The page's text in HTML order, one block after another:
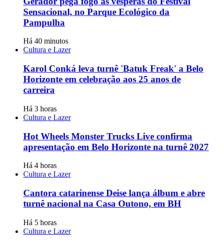
Sensacional, no Parque Ecológico da
Pampulha
Há 40 minutos
Cultura e Lazer
Karol Conká leva turnê 'Batuk Freak' a Belo
Horizonte em celebração aos 25 anos de
carreira
Há 3 horas
Cultura e Lazer
Hot Wheels Monster Trucks Live confirma
apresentação em Belo Horizonte na turnê 2027
Há 4 horas
Cultura e Lazer
Cantora catarinense Deise lança álbum e abre
turnê nacional na Casa Outono, em BH
Há 5 horas
Cultura e Lazer